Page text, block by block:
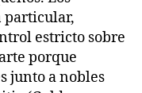
particular,
estricto sobre
porque
junto a nobles